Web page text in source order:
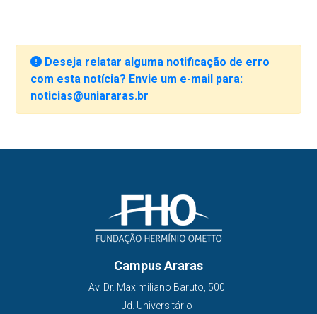
Deseja relatar alguma notificação de erro
com esta notícia? Envie um e-mail para:
noticias@uniararas.br
Campus Araras
Av. Dr. Maximiliano Baruto, 500
Jd. Universitário